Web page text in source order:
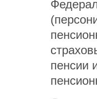
пенсии